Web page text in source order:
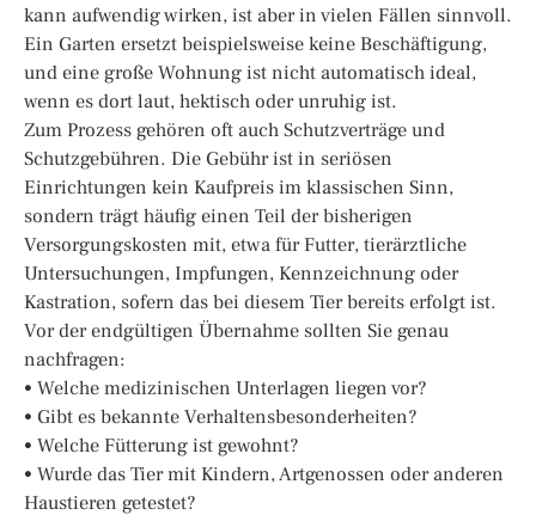
kann aufwendig wirken, ist aber in vielen Fällen sinnvoll.
Ein Garten ersetzt beispielsweise keine Beschäftigung,
und eine große Wohnung ist nicht automatisch ideal,
wenn es dort laut, hektisch oder unruhig ist.
Zum Prozess gehören oft auch Schutzverträge und
Schutzgebühren. Die Gebühr ist in seriösen
Einrichtungen kein Kaufpreis im klassischen Sinn,
sondern trägt häufig einen Teil der bisherigen
Versorgungskosten mit, etwa für Futter, tierärztliche
Untersuchungen, Impfungen, Kennzeichnung oder
Kastration, sofern das bei diesem Tier bereits erfolgt ist.
Vor der endgültigen Übernahme sollten Sie genau
nachfragen:
• Welche medizinischen Unterlagen liegen vor?
• Gibt es bekannte Verhaltensbesonderheiten?
• Welche Fütterung ist gewohnt?
• Wurde das Tier mit Kindern, Artgenossen oder anderen
Haustieren getestet?